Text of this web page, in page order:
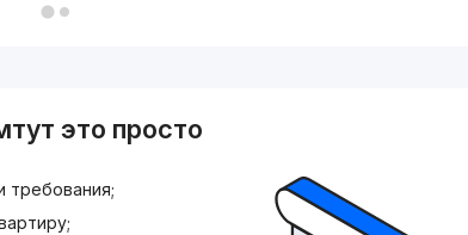
это просто
требования;